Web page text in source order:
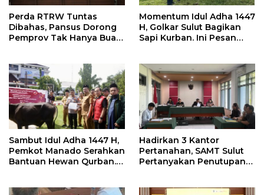
Perda RTRW Tuntas
Dibahas, Pansus Dorong
Pemprov Tak Hanya Buat
Momentum Idul Adha 1447
H, Golkar Sulut Bagikan
Sapi Kurban. Ini Pesan
Sambut Idul Adha 1447 H,
Pemkot Manado Serahkan
Bantuan Hewan Qurban.
Hadirkan 3 Kantor
Pertanahan, SAMT Sulut
Pertanyakan Penutupan